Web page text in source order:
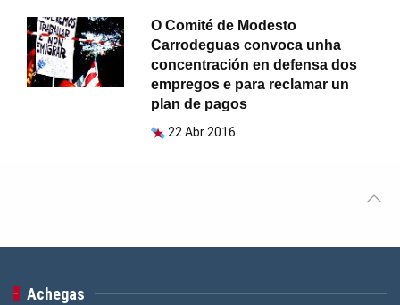
O Comité de Modesto
Carrodeguas convoca unha
concentración en defensa dos
empregos e para reclamar un
plan de pagos
22 Abr 2016
Achegas